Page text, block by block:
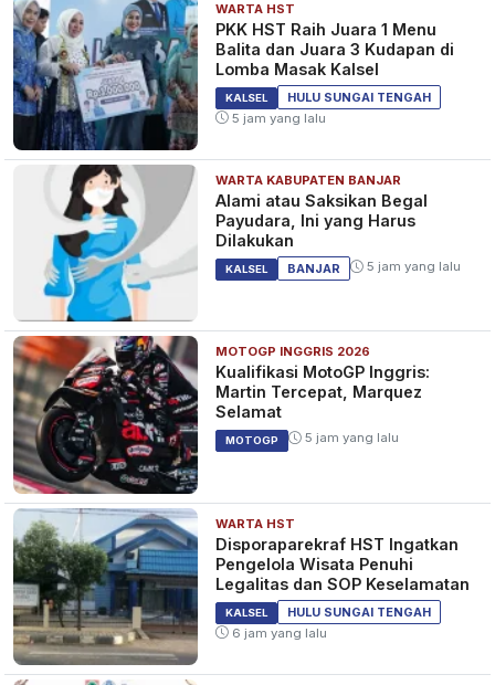
WARTA HST
PKK HST Raih Juara 1 Menu
Balita dan Juara 3 Kudapan di
Lomba Masak Kalsel
KALSEL
HULU SUNGAI TENGAH
5 jam yang lalu
WARTA KABUPATEN BANJAR
Alami atau Saksikan Begal
Payudara, Ini yang Harus
Dilakukan
KALSEL BANJAR 5 jam yang lalu
MOTOGP INGGRIS 2026
Kualifikasi MotoGP Inggris:
Martin Tercepat, Marquez
Selamat
MOTOGP 5 jam yang lalu
WARTA HST
Disporaparekraf HST Ingatkan
Pengelola Wisata Penuhi
Legalitas dan SOP Keselamatan
KALSEL
HULU SUNGAI TENGAH
6 jam yang lalu